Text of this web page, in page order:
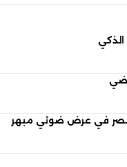
الذكي
مصر في عرض ضوئي مبهر